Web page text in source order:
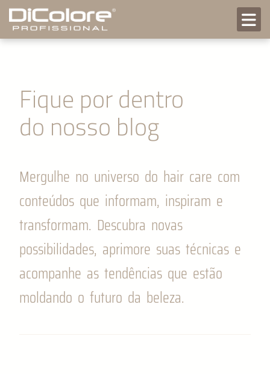
Fique por dentro
do nosso blog
Mergulhe no universo do hair care com
conteúdos que informam, inspiram e
transformam. Descubra novas
possibilidades, aprimore suas técnicas e
acompanhe as tendências que estão
moldando o futuro da beleza.